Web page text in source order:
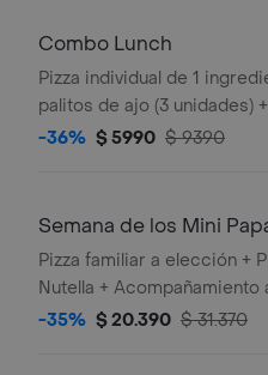
Combo Lunch
Pizza individual de 1
palitos de ajo (3 unidades)
en lata.
-36% $ 5990 $ 9390
Semana de los Mini
Pizza familiar a elección +
Nutella + Acompañamiento
-35% $ 20.390 $ 31.370